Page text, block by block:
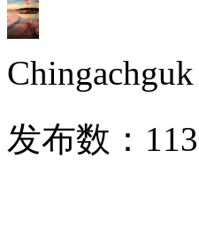
Chingachguk
发布数： 113